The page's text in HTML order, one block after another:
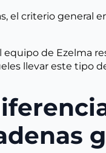
el criterio general
equipo de Ezelma
llevar este tipo